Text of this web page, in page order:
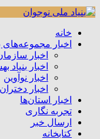
خانه
اخبار مجموعه‌های
اخبار
اخبار بنیاد
اخبار نوآوین
اخبار
اخبار استان‌ها
تجربه نگاری
ارسال خبر
کتابخانه